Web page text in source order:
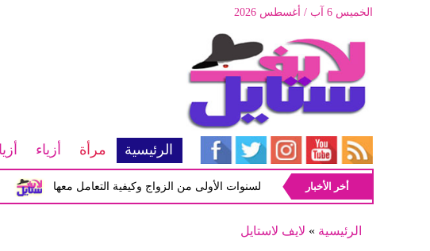
الخميس 6 آب / أغسطس 2026
الرئيسية مرأة أزياء
أبرز المشاكل شيوعاً في السنوات الأولى من الزواج وكيفية التعامل معها
أخر الأخبار
الرئيسية » لايف لاستايل